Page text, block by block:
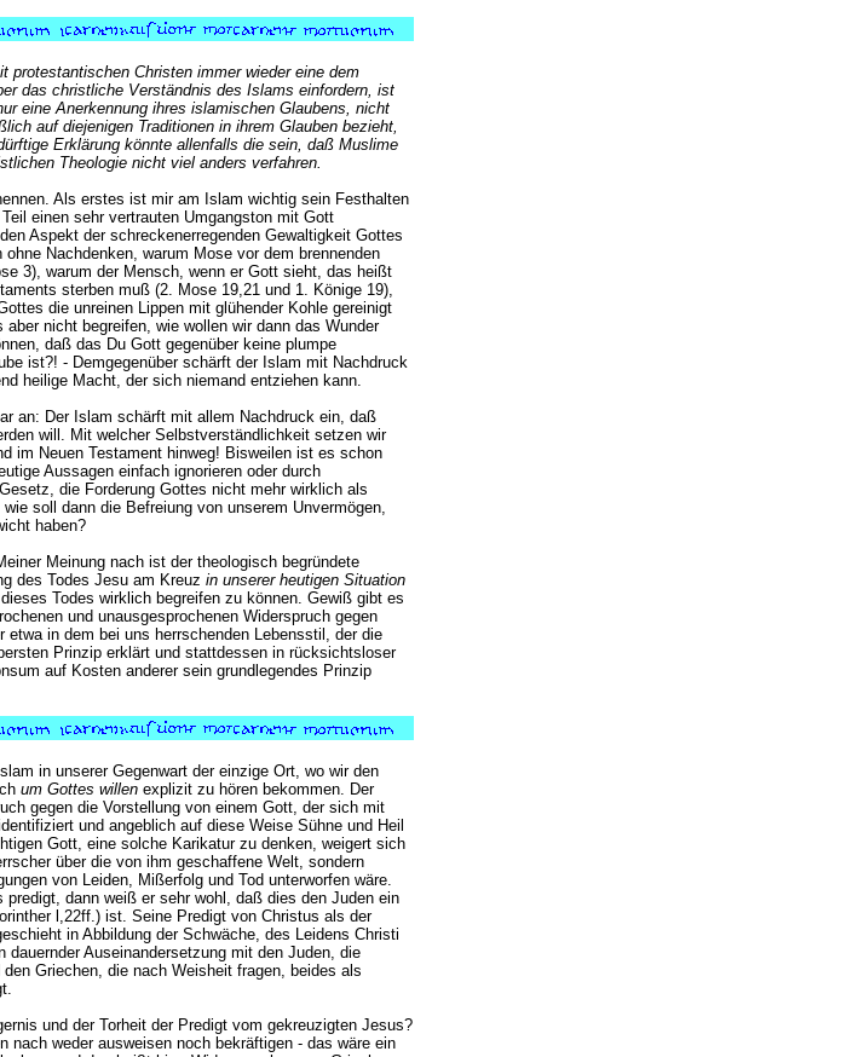
protestantischen Christen immer wieder eine dem
das christliche Verständnis des Islams einfordern, ist
eine Anerkennung ihres islamischen Glaubens, nicht
auf diejenigen Traditionen in ihrem Glauben bezieht,
Erklärung könnte allenfalls die sein, daß Muslime
Theologie nicht viel anders verfahren.
Als erstes ist mir am Islam wichtig sein Festhalten
einen sehr vertrauten Umgangston mit Gott
Aspekt der schreckenerregenden Gewaltigkeit Gottes
Nachdenken, warum Mose vor dem brennenden
3), warum der Mensch, wenn er Gott sieht, das heißt
sterben muß (2. Mose 19,21 und 1. Könige 19),
die unreinen Lippen mit glühender Kohle gereinigt
nicht begreifen, wie wollen wir dann das Wunder
daß das Du Gott gegenüber keine plumpe
ist?! - Demgegenüber schärft der Islam mit Nachdruck
heilige Macht, der sich niemand entziehen kann.
an: Der Islam schärft mit allem Nachdruck ein, daß
will. Mit welcher Selbstverständlichkeit setzen wir
im Neuen Testament hinweg! Bisweilen ist es schon
Aussagen einfach ignorieren oder durch
die Forderung Gottes nicht mehr wirklich als
soll dann die Befreiung von unserem Unvermögen,
haben?
Meinung nach ist der theologisch begründete
des Todes Jesu am Kreuz in unserer heutigen Situation
Todes wirklich begreifen zu können. Gewiß gibt es
und unausgesprochenen Widerspruch gegen
in dem bei uns herrschenden Lebensstil, der die
Prinzip erklärt und stattdessen in rücksichtsloser
auf Kosten anderer sein grundlegendes Prinzip
in unserer Gegenwart der einzige Ort, wo wir den
um Gottes willen explizit zu hören bekommen. Der
gegen die Vorstellung von einem Gott, der sich mit
und angeblich auf diese Weise Sühne und Heil
Gott, eine solche Karikatur zu denken, weigert sich
über die von ihm geschaffene Welt, sondern
von Leiden, Mißerfolg und Tod unterworfen wäre.
dann weiß er sehr wohl, daß dies den Juden ein
l,22ff.) ist. Seine Predigt von Christus als der
in Abbildung der Schwäche, des Leidens Christi
Auseinandersetzung mit den Juden, die
Griechen, die nach Weisheit fragen, beides als
und der Torheit der Predigt vom gekreuzigten Jesus?
nach weder ausweisen noch bekräftigen - das wäre ein